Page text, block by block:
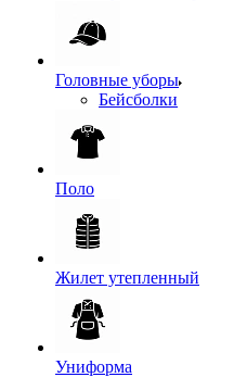
Головные уборы
Бейсболки
Поло
Жилет утепленный
Униформа